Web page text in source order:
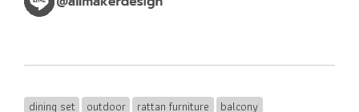
dining set outdoor rattan furniture
balcony